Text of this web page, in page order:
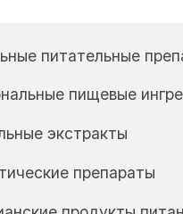
питательные
пищевые
экстракты
препараты